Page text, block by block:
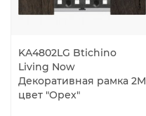
KA4802LG Btichino
Living Now
Декоративная рамка 2М
цвет "Орех"